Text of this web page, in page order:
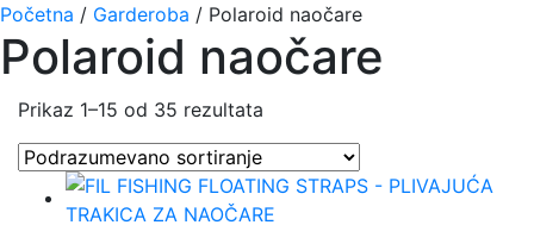
Početna / Garderoba / Polaroid naočare
Polaroid naočare
Prikaz 1–15 od 35 rezultata